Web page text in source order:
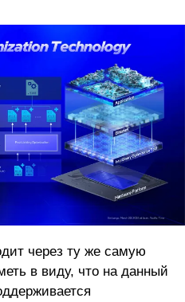
через ту же самую
в виду, что на данный